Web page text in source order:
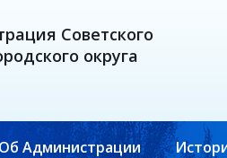
Советского
округа
Об Администрации